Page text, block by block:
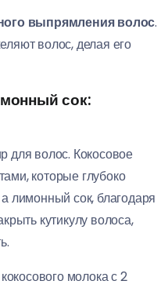
выпрямления волос.
волос, делая его
сок:
для волос. Кокосовое
которые глубоко
лимонный сок, благодаря
кутикулу волоса,
молока с 2